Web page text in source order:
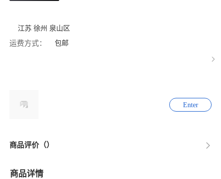
江苏 徐州 泉山区
运费方式： 包邮
Enter
商品评价（）
商品详情